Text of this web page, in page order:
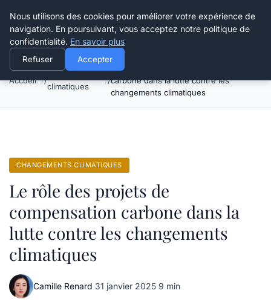
Happy Calyx Farmer
Accueil
climatiques
Le rôle des projets de compensation
carbone dans la lutte contre les
changements climatiques
CHANGEMENTS CLIMATIQUES
Le rôle des projets de
compensation carbone dans la
lutte contre les changements
climatiques
Camille Renard·31 janvier 2025·9 min
Nous utilisons des cookies pour améliorer votre expérience de
navigation. En poursuivant, vous acceptez notre politique de
confidentialité. En savoir plus
Refuser Accepter